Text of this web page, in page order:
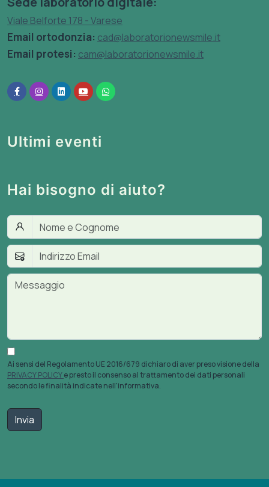
Viale Belforte 178 - Varese
Email ortodonzia: cad@laboratorionewsmile.it
Email protesi: cam@laboratorionewsmile.it
Ultimi eventi
Hai bisogno di aiuto?
Ai sensi del Regolamento UE 2016/679 dichiaro di aver preso visione della
PRIVACY POLICYe presto il consenso al trattamento dei dati personali
secondo le finalità indicate nell'informativa.
Invia